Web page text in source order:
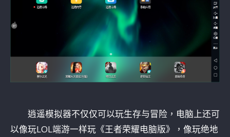
逍遥模拟器不仅仅可以玩生存与冒险，电脑上还可
以像玩LOL端游一样玩《王者荣耀电脑版》，像玩绝地